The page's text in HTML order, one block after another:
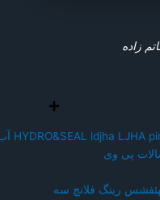
زاده
HYDRO&SEAL ldjha LJHA
آب
پی وی
رینگ فلانچ سه